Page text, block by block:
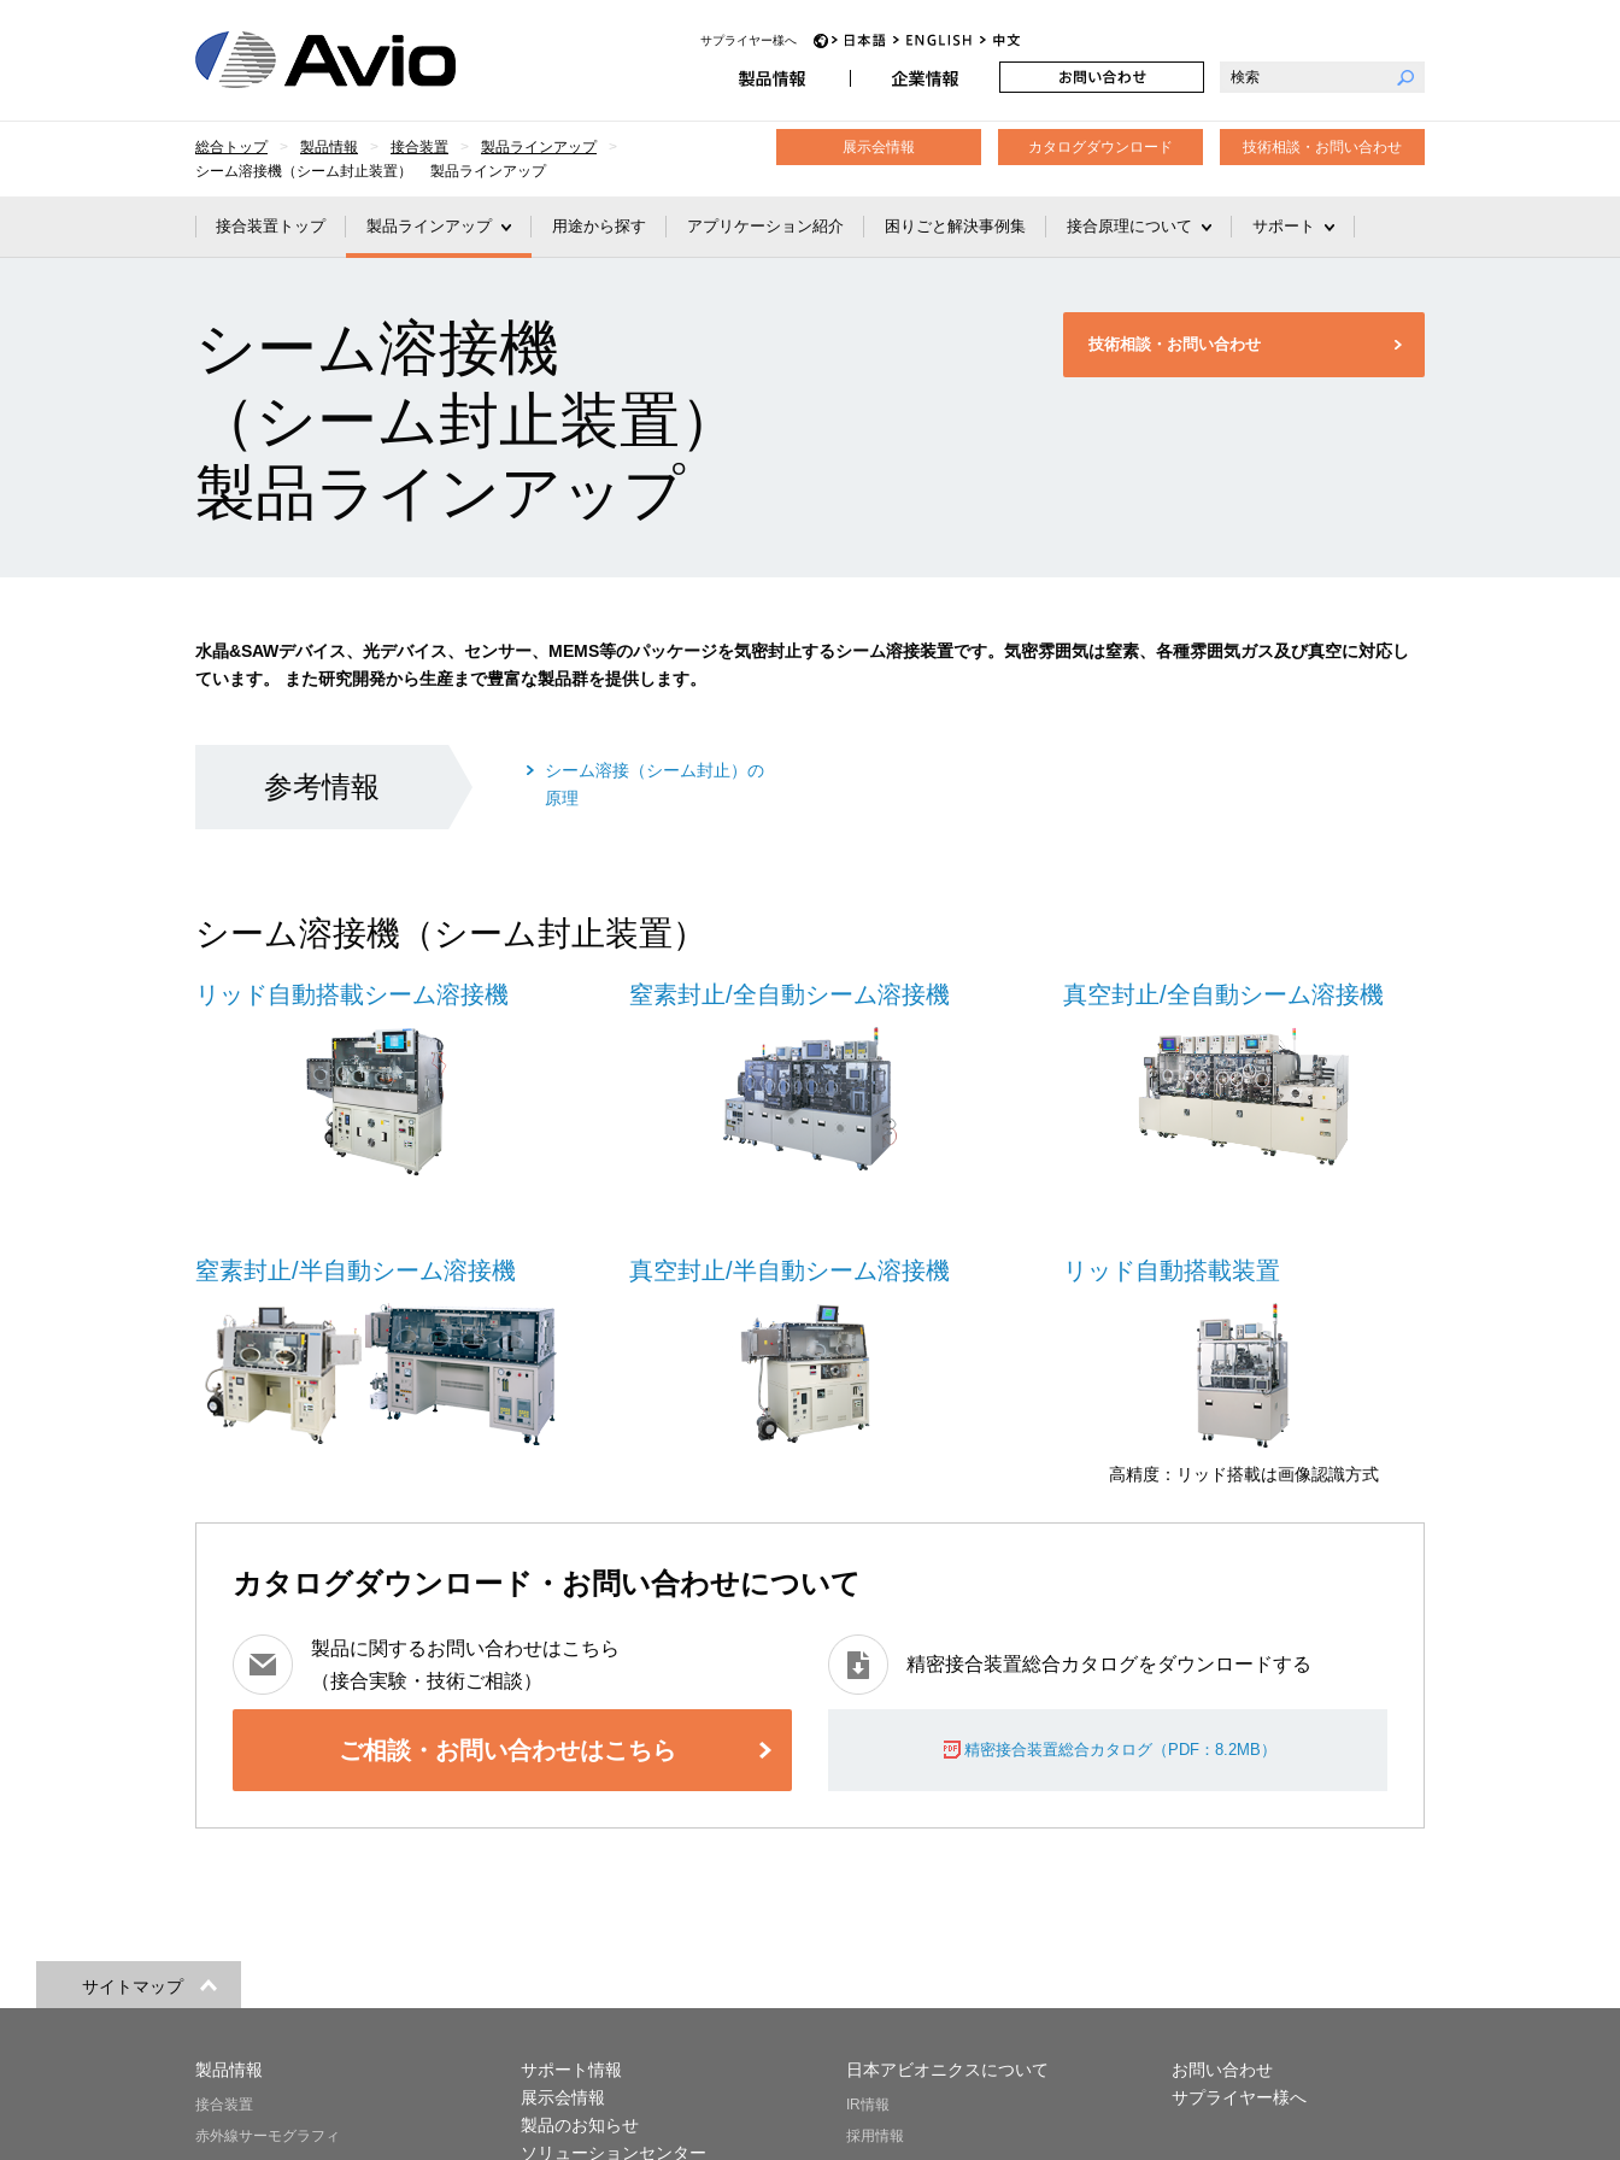
サプライヤー様へ JP EN
総合トップ 製品情報 接合装置
製品ラインアップ
シーム溶接機（シーム封止装置） 製品ラインアップ
展示会情報 カタログダウンロード 技術相談・お問い合わせ
接合装置トップ 製品ラインアップ 用途から探す アプリケーション紹介 困りごと解決事例集 接合原理について サポート
シーム溶接機
（シーム封止装置）
製品ラインアップ
技術相談・お問い合わせ
水晶&SAWデバイス、光デバイス、センサー、MEMS等のパッケージを気密封止するシーム溶接装置です。気密雰囲気は窒素、各種雰囲気ガス及び真空に対応し
ています。 また研究開発から生産まで豊富な製品群を提供します。
参考情報
シーム溶接（シーム封止）の
原理
シーム溶接機（シーム封止装置）
リッド自動搭載シーム溶接機 窒素封止/全自動シーム溶接機 真空封止/全自動シーム溶接機
窒素封止/半自動シーム溶接機 真空封止/半自動シーム溶接機 リッド自動搭載装置
高精度：リッド搭載は画像認識方式
カタログダウンロード・お問い合わせについて
製品に関するお問い合わせはこちら
（接合実験・技術ご相談）
ご相談・お問い合わせはこちら
精密接合装置総合カタログをダウンロードする
精密接合装置総合カタログ（PDF：8.2MB）
サイトマップ
製品情報
接合装置
赤外線サーモグラフィ
サポート情報
展示会情報
製品のお知らせ
ソリューションセンター
日本アビオニクスについて
IR情報
採用情報
お問い合わせ
サプライヤー様へ